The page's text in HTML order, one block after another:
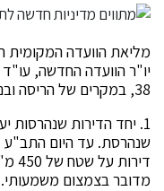
מליאת הוועדה
יו"ר הוועדה החדשה,
38, במקרים של הריסה ובנייה מחדש (תמ"א 2 ו- 3), כדלקמן:
מדובר בצמצום משמעותי.